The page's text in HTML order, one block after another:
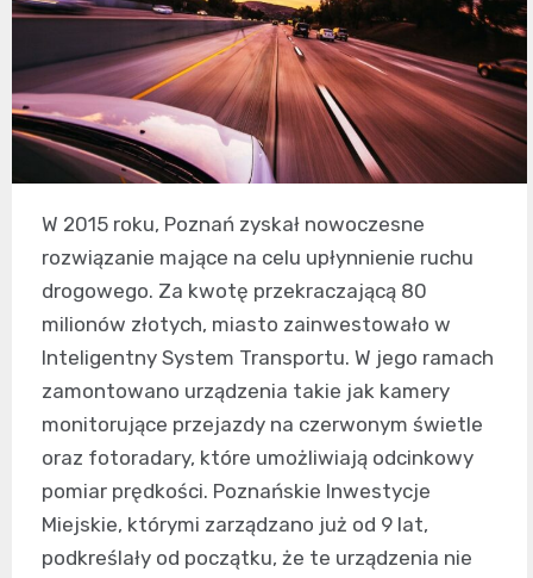
W 2015 roku, Poznań zyskał nowoczesne
rozwiązanie mające na celu upłynnienie ruchu
drogowego. Za kwotę przekraczającą 80
milionów złotych, miasto zainwestowało w
Inteligentny System Transportu. W jego ramach
zamontowano urządzenia takie jak kamery
monitorujące przejazdy na czerwonym świetle
oraz fotoradary, które umożliwiają odcinkowy
pomiar prędkości. Poznańskie Inwestycje
Miejskie, którymi zarządzano już od 9 lat,
podkreślały od początku, że te urządzenia nie